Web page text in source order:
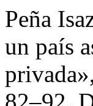
Peña
un país